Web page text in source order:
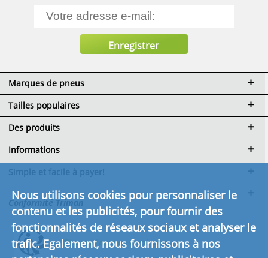
Marques de pneus
Tailles populaires
Des produits
Informations
et de livraison
Conformité Triman
Cliquez ici pour en savoir plus.
Nous utilisons cookiespour personnaliser le
contenu et les publicités, pour fournir des
fonctionnalités de réseaux sociaux et analyser le
trafic. Egalement, nous fournissons à nos